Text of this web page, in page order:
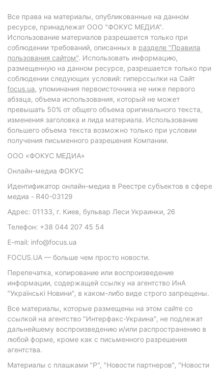
Все права на материалы, опубликованные на данном
ресурсе, принадлежат ООО "ФОКУС МЕДИА".
Использование материалов разрешается только при
соблюдении требований, описанных в разделе "Правила
пользования сайтом". Использовать информацию,
размещенную на данном ресурсе, разрешается только при
соблюдении следующих условий: гиперссылки на Сайт
focus.ua, упоминания первоисточника не ниже первого
абзаца, объема использования, который не может
превышать 50% от общего объема оригинального текста,
изменения заголовка и лида материала. Использование
большего объема текста возможно только при условии
получения письменного разрешения Компании.
ООО «ФОКУС МЕДИА»
Онлайн-медиа ФОКУС
Идентификатор онлайн-медиа в Реестре субъектов в сфере
медиа - R40-03129
Адрес: 01133, г. Киев, бульвар Леси Украинки, 26
Телефон: +38 044 207 45 54
E-mail: info@focus.ua
FOCUS.UA — больше чем просто новости.
Перепечатка, копирование или воспроизведение
информации, содержащей ссылку на агентство ИнА
"Українські Новини", в каком-либо виде строго запрещены.
Все материалы, которые размещены на этом сайте со
ссылкой на агентство "Интерфакс-Украина", не подлежат
дальнейшему воспроизведению и/или распространению в
любой форме, кроме как с письменного разрешения
агентства.
Материалы с плашками "Р", "Новости партнеров", "Новости